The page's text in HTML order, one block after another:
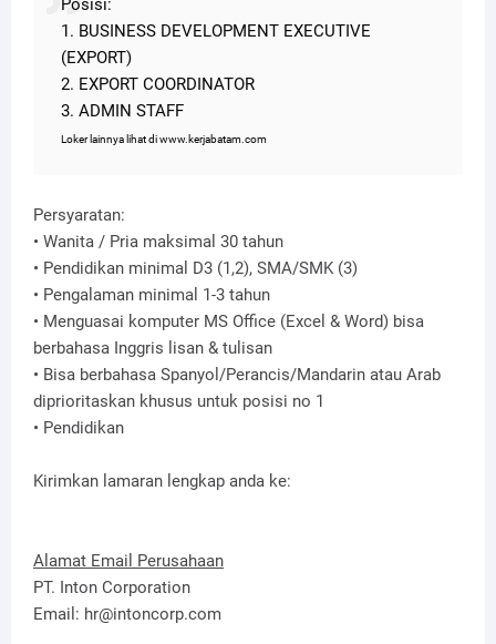
Posisi:
1. BUSINESS DEVELOPMENT EXECUTIVE
(EXPORT)
2. EXPORT COORDINATOR
3. ADMIN STAFF
Loker lainnya lihat di www.kerjabatam.com
Persyaratan:
• Wanita / Pria maksimal 30 tahun
• Pendidikan minimal D3 (1,2), SMA/SMK (3)
• Pengalaman minimal 1-3 tahun
• Menguasai komputer MS Office (Excel & Word) bisa
berbahasa Inggris lisan & tulisan
• Bisa berbahasa Spanyol/Perancis/Mandarin atau Arab
diprioritaskan khusus untuk posisi no 1
• Pendidikan
Kirimkan lamaran lengkap anda ke:
Alamat Email Perusahaan
PT. Inton Corporation
Email: hr@intoncorp.com